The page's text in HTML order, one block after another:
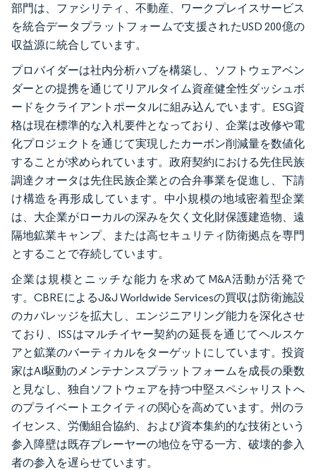
部門は、ファシリティ、不動産、ワークプレイスサービス
を統合データプラットフォームで支援されたUSD 200億の
収益源に統合しています。
プロバイダーは社内分析ハブを構築し、ソフトウェアベン
ダーとの提携を通じてリアルタイム資産健全性ダッシュボ
ードをクライアントポータルに組み込んでいます。ESG資
格は現在標準的な入札要件となっており、企業は改修や電
化プロジェクトを通じて実現したカーボン削減量を数値化
することが求められています。政府契約における先住民族
調達クオータは先住民族企業との合弁事業を促進し、下請
け構造を再形成しています。中小規模の地域密着型企業
は、大企業がローカルの深みを欠く文化財保護建造物、遠
隔地鉱業キャンプ、または高セキュリティ防衛拠点を専門
とすることで存続しています。
企業は規模とニッチな能力を求めてM&A活動が活発で
す。CBREによるJ&J Worldwide Servicesの買収は防衛施設
のカバレッジを拡大し、エンジニアリング能力を深化させ
ており、ISSはマルチイヤー契約の延長を通じてヘルスケ
アと鉱業のバーティカルをターゲットにしています。投資
家はAI駆動のメンテナンスプラットフォームを成長の乗数
と見なし、独自ソフトウェアを持つ中堅スペシャリストへ
のプライベートエクイティの関心を高めています。州のラ
イセンス、労働組合協約、および資本集約的な技術という
参入障壁は既存プレーヤーの地位を守る一方、破壊的参入
者の参入を遅らせています。